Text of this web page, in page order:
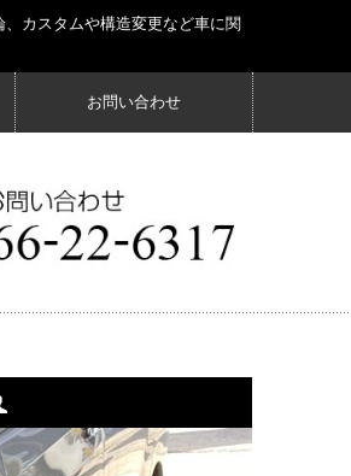
カスタムや構造変更など車に関
お問い合わせ